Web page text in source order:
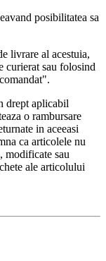
posibilitatea sa
livrare al acestuia,
curierat sau folosind
drept aplicabil
o rambursare
in aceeasi
ca articolele nu
modificate sau
ale articolului